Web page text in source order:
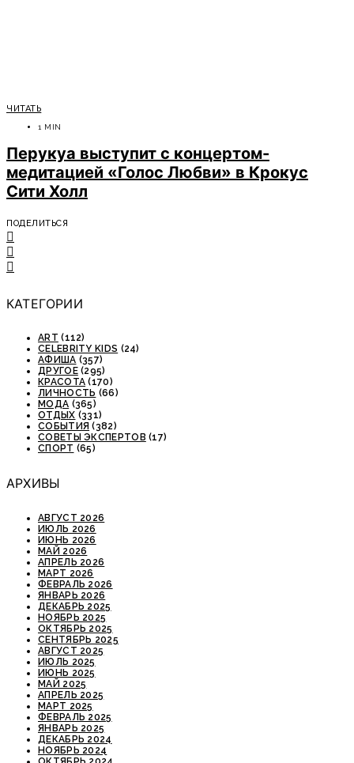
ЧИТАТЬ
1 MIN
Перукуа выступит с концертом-
медитацией «Голос Любви» в Крокус
Сити Холл
ПОДЕЛИТЬСЯ
КАТЕГОРИИ
ART (112)
CELEBRITY KIDS (24)
АФИША (357)
ДРУГОЕ(295)
КРАСОТА (170)
ЛИЧНОСТЬ (66)
МОДА (365)
ОТДЫХ (331)
СОБЫТИЯ (382)
СОВЕТЫ ЭКСПЕРТОВ (17)
СПОРТ (65)
АРХИВЫ
АВГУСТ 2026
ИЮЛЬ 2026
ИЮНЬ 2026
МАЙ 2026
АПРЕЛЬ 2026
МАРТ 2026
ФЕВРАЛЬ 2026
ЯНВАРЬ 2026
ДЕКАБРЬ 2025
НОЯБРЬ 2025
ОКТЯБРЬ 2025
СЕНТЯБРЬ 2025
АВГУСТ 2025
ИЮЛЬ 2025
ИЮНЬ 2025
МАЙ 2025
АПРЕЛЬ 2025
МАРТ 2025
ФЕВРАЛЬ 2025
ЯНВАРЬ 2025
ДЕКАБРЬ 2024
НОЯБРЬ 2024